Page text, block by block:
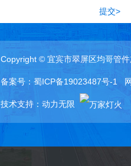
提交>
Copyright © 宜宾市翠屏区均哥管
备案号： 蜀ICP备19023487号-1
技术支持： 动力无限